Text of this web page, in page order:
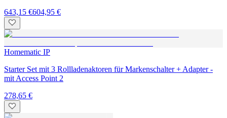
643,15 €604,95 €
Homematic IP
Starter Set mit 3 Rollladenaktoren für Markenschalter + Adapter -
mit Access Point 2
278,65 €